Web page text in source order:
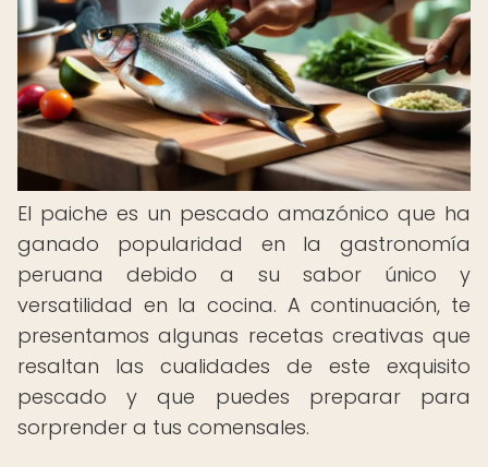
El paiche es un pescado amazónico que ha
ganado popularidad en la gastronomía
peruana debido a su sabor único y
versatilidad en la cocina. A continuación, te
presentamos algunas recetas creativas que
resaltan las cualidades de este exquisito
pescado y que puedes preparar para
sorprender a tus comensales.